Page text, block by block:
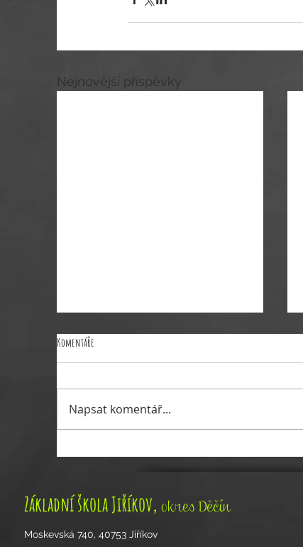
Nejnovější příspěvky
Vyhlášení voleb do Školské rady stran
Komentáře
Napsat komentář...
Základní škola Jiříkov,okres Děčín
Moskevská 740, 40753 Jiříkov